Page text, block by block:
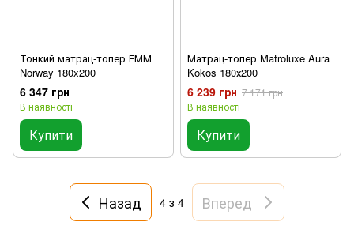
Тонкий матрац-топер ЕММ
Norway 180x200
6 347 грн
В наявності
Купити
Матрац-топер Matroluxe Aura
Kokos 180х200
6 239 грн 7 171 грн
В наявності
Купити
Назад 4 з 4 Вперед